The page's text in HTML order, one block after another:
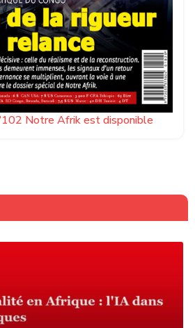
Notre Afrik est disponible